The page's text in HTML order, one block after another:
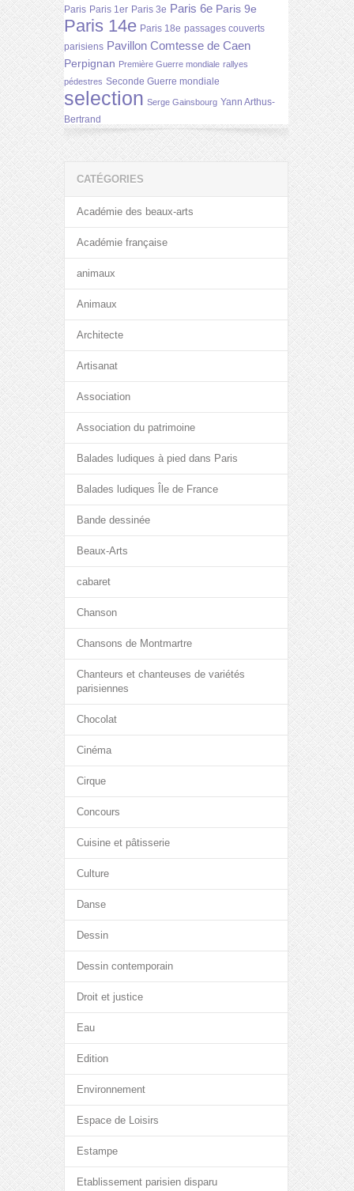
Paris Paris 1er Paris 3e Paris 6e Paris 9e
Paris 14e Paris 18e passages couverts
parisiens Pavillon Comtesse de Caen
Perpignan Première Guerre mondiale rallyes
pédestres Seconde Guerre mondiale
selection Serge Gainsbourg Yann Arthus-
Bertrand
CATÉGORIES
Académie des beaux-arts
Académie française
animaux
Animaux
Architecte
Artisanat
Association
Association du patrimoine
Balades ludiques à pied dans Paris
Balades ludiques Île de France
Bande dessinée
Beaux-Arts
cabaret
Chanson
Chansons de Montmartre
Chanteurs et chanteuses de variétés
parisiennes
Chocolat
Cinéma
Cirque
Concours
Cuisine et pâtisserie
Culture
Danse
Dessin
Dessin contemporain
Droit et justice
Eau
Edition
Environnement
Espace de Loisirs
Estampe
Etablissement parisien disparu